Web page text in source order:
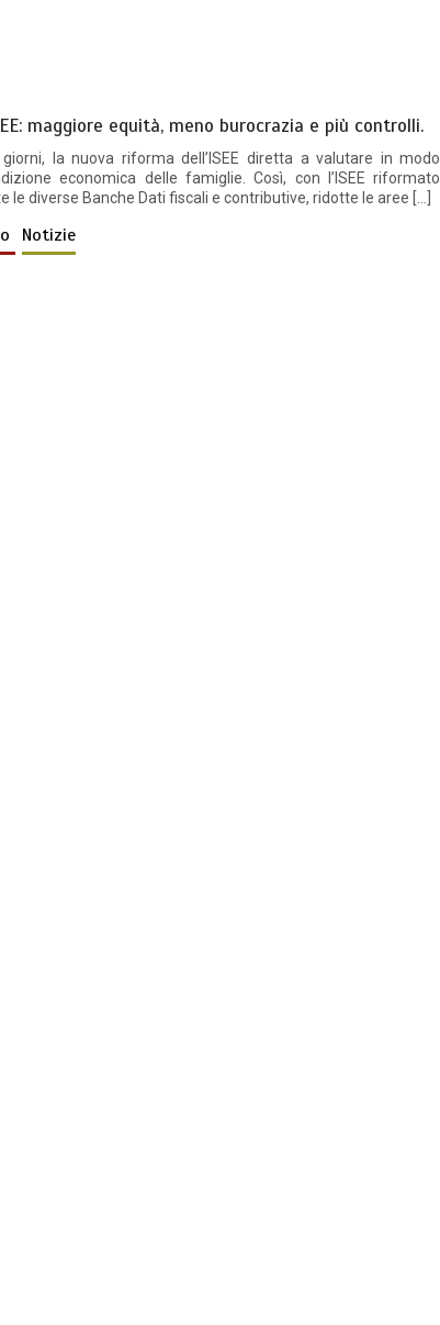
maggiore equità, meno burocrazia e più controlli.
la nuova riforma dell’ISEE diretta a valutare in modo
economica delle famiglie. Così, con l’ISEE riformato
le diverse Banche Dati fiscali e contributive, ridotte le aree […]
Notizie